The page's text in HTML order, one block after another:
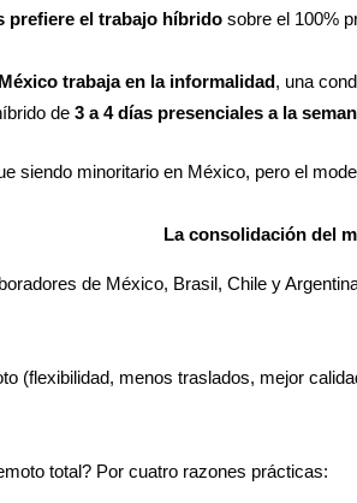
prefiere el trabajo híbrido sobre el 100%
trabaja en la informalidad, una
de 3 a 4 días presenciales a la
siendo minoritario en México, pero el
La consolidación del
de México, Brasil, Chile y
(flexibilidad, menos traslados, mejor
total? Por cuatro razones prácticas: